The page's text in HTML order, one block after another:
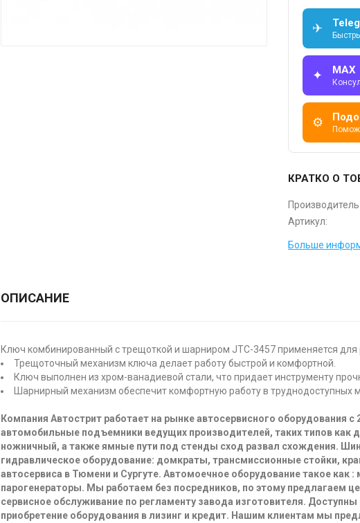
✈
✦ MAX
⚙
КРАТКО О
Производитель:
Артикул:
Больше
ОПИСАНИЕ
Ключ комбинированный с трещоткой и шарниром JTC-3457 применяется для
Трещоточный механизм ключа делает работу быстрой и комфортной.
Ключ выполнен из хром-ванадиевой стали, что придает инструменту
Шарнирный механизм обеспечит комфортную работу в труднодоступных
Компания Автострит работает на рынке автосервисного оборудования
автомобильные подъемники ведущих производителей, таких типов как
ножничный, а также ямные пути под стенды сход развал схождения.
гидравлическое оборудование: домкраты, трансмиссионные стойки,
автосервиса в Тюмени и Сургуте. Автомоечное оборудование такое как
парогенераторы. Мы работаем без посредников, по этому предлагаем
сервисное обслуживание по регламенту завода изготовителя.
приобретение оборудования в лизинг и кредит. Нашим клиентам мы